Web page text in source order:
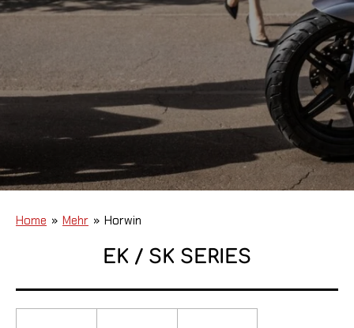
Home » Mehr » Horwin
EK / SK SERIES